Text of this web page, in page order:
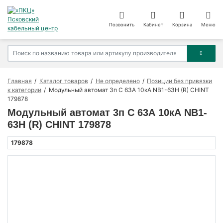
Позвонить Кабинет Корзина Меню
Главная Каталог товаров Не определено
Позиции без привязки
к категории
Модульный автомат 3п C 63А 10кА NB1-63H (R) CHINT
179878
Модульный автомат 3п C 63А 10кА NB1-
63H (R) CHINT 179878
179878